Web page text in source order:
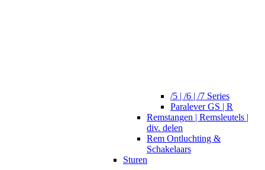
/5 | /6 | /7 Series
Paralever GS | R
Remstangen | Remsleutels |
div. delen
Rem Ontluchting &
Schakelaars
Sturen